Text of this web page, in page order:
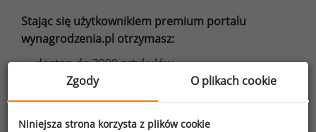
Stając się użytkownikiem premium portalu
wynagrodzenia.pl otrzymasz:
dostęp do 3998 artykułów,
dostęp do 840 raportów stanowiskowych,
dostęp do wybranych raportów płacowych,
Zgody O plikach cookie
Niniejsza strona korzysta z plików cookie